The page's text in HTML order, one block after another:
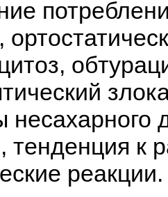
несахарного
тенденция к
реакции.